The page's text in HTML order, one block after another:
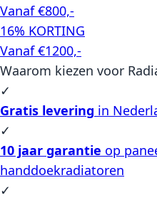
Vanaf €800,-
16% KORTING
Vanaf €1200,-
Waarom kiezen voor
✓
Gratis levering in
✓
10 jaar garantie op
handdoekradiatoren
✓